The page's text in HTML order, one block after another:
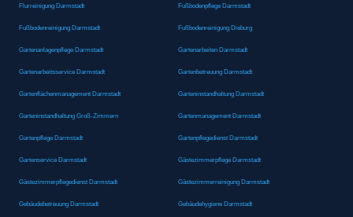
Flurreinigung Darmstadt Fußbodenpflege Darmstadt
Fußbodenreinigung Darmstadt Fußbodenreinigung Dieburg
Gartenanlagenpflege Darmstadt Gartenarbeiten Darmstadt
Gartenarbeitsservice Darmstadt Gartenbetreuung Darmstadt
Gartenflächenmanagement Darmstadt Garteninstandhaltung Darmstadt
Garteninstandhaltung Groß-Zimmern Gartenmanagement Darmstadt
Gartenpflege Darmstadt Gartenpflegedienst Darmstadt
Gartenservice Darmstadt Gästezimmerpflege Darmstadt
Gästezimmerpflegedienst Darmstadt Gästezimmerreinigung Darmstadt
Gebäudebetreuung Darmstadt Gebäudehygiene Darmstadt